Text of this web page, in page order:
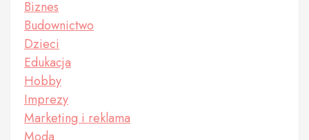
Biznes
Budownictwo
Dzieci
Edukacja
Hobby
Imprezy
Marketing i reklama